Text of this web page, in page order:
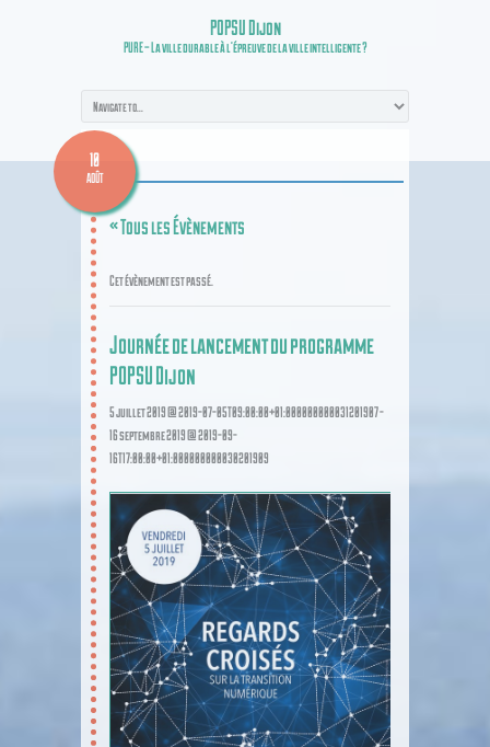
POPSU Dijon
PURE – La ville durable à l’épreuve de la ville intelligente ?
10
AOÛT
« Tous les Évènements
Cet évènement est passé.
Journée de lancement du programme
POPSU Dijon
5 juillet 2019 @ 2019-07-05T09:00:00+01:000000000031201907-
16 septembre 2019 @ 2019-09-
16T17:00:00+01:000000000030201909